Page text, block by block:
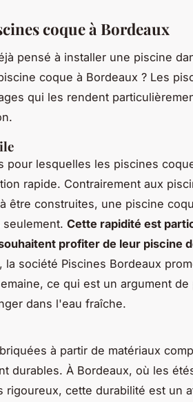
coque à Bordeaux
pensé à installer une piscine
coque à Bordeaux ? Les
qui les rendent
pour lesquelles les piscines
rapide. Contrairement aux
être construites, une piscine
Cette rapidité est
profiter de leur piscine
la société Piscines Bordeaux
ce qui est un argument de
dans l'eau fraîche.
à partir de matériaux
durables. À Bordeaux, où les
cette durabilité est un